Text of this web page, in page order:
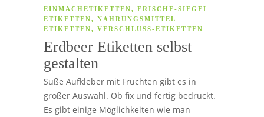
EINMACHETIKETTEN, FRISCHE-SIEGEL
ETIKETTEN, NAHRUNGSMITTEL
ETIKETTEN, VERSCHLUSS-ETIKETTEN
Erdbeer Etiketten selbst
gestalten
Süße Aufkleber mit Früchten gibt es in
großer Auswahl. Ob fix und fertig bedruckt.
Es gibt einige Möglichkeiten wie man